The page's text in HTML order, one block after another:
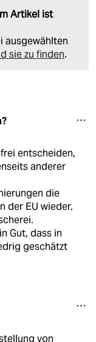
Artikel ist
ausgewählten
sie zu finden.
entscheiden,
anderer
die
der EU wieder.
Gut, dass in
geschätzt
von